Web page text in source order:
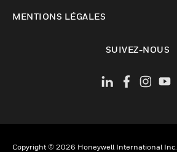
MENTIONS LÉGALES
SUIVEZ-NOUS
Copyright © 2026 Honeywell International Inc.